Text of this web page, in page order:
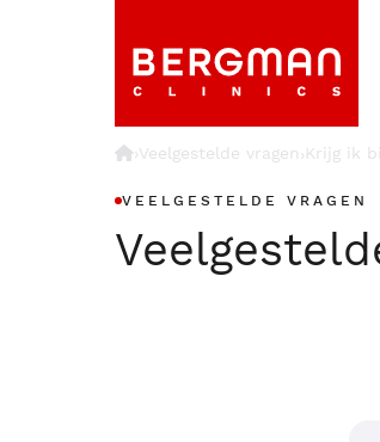
›Veelgestelde vragen›Krijg ik
VEELGESTELDE VRAGEN